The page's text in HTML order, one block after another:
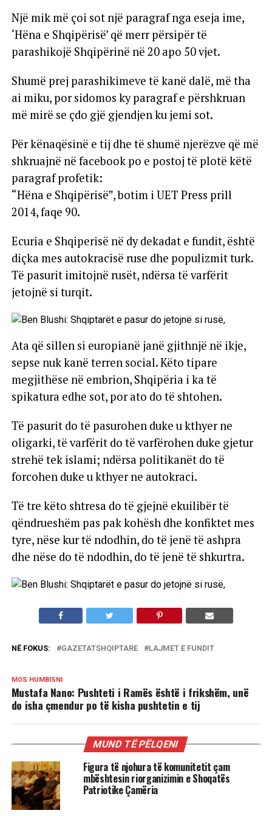
Një mik më çoi sot një paragraf nga eseja ime,
‘Hëna e Shqipërisë’ që merr përsipër të
parashikojë Shqipërinë në 20 apo 50 vjet.
Shumë prej parashikimeve të kanë dalë, më tha
ai miku, por sidomos ky paragraf e përshkruan
më mirë se çdo gjë gjendjen ku jemi sot.
Për kënaqësinë e tij dhe të shumë njerëzve që më
shkruajnë në facebook po e postoj të plotë këtë
paragraf profetik:
“Hëna e Shqipërisë”, botim i UET Press prill
2014, faqe 90.
Ecuria e Shqiperisë në dy dekadat e fundit, është
diçka mes autokracisë ruse dhe populizmit turk.
Të pasurit imitojnë rusët, ndërsa të varfërit
jetojnë si turqit.
Ata që sillen si europianë janë gjithnjë në ikje,
sepse nuk kanë terren social. Këto tipare
megjithëse në embrion, Shqipëria i ka të
spikatura edhe sot, por ato do të shtohen.
Të pasurit do të pasurohen duke u kthyer ne
oligarki, të varfërit do të varfërohen duke gjetur
strehë tek islami; ndërsa politikanët do të
forcohen duke u kthyer ne autokraci.
Të tre këto shtresa do të gjejnë ekuilibër të
qëndrueshëm pas pak kohësh dhe konfiktet mes
tyre, nëse kur të ndodhin, do të jenë të ashpra
dhe nëse do të ndodhin, do të jenë të shkurtra.
NË FOKUS: GAZETATSHQIPTARE LAJMET E FUNDIT
MOS HUMBISNI
Mustafa Nano: Pushteti i Ramës është i frikshëm, unë
do isha çmendur po të kisha pushtetin e tij
MUND TË PËLQENI
Figura të njohura të komunitetit çam
mbështesin riorganizimin e Shoqatës
Patriotike Çamëria